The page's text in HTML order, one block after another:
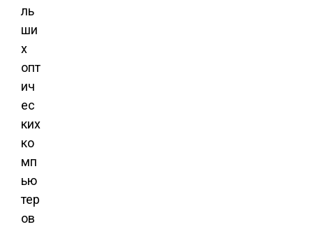
ль
ши
х
опт
ич
ес
ких
ко
мп
ью
тер
ов